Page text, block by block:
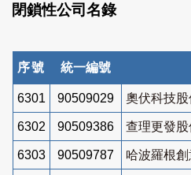
閉鎖性公司名錄
序號 統一編號
6301 90509029 奧伏科技股
6302 90509386 查理更發股
6303 90509787 哈波羅根